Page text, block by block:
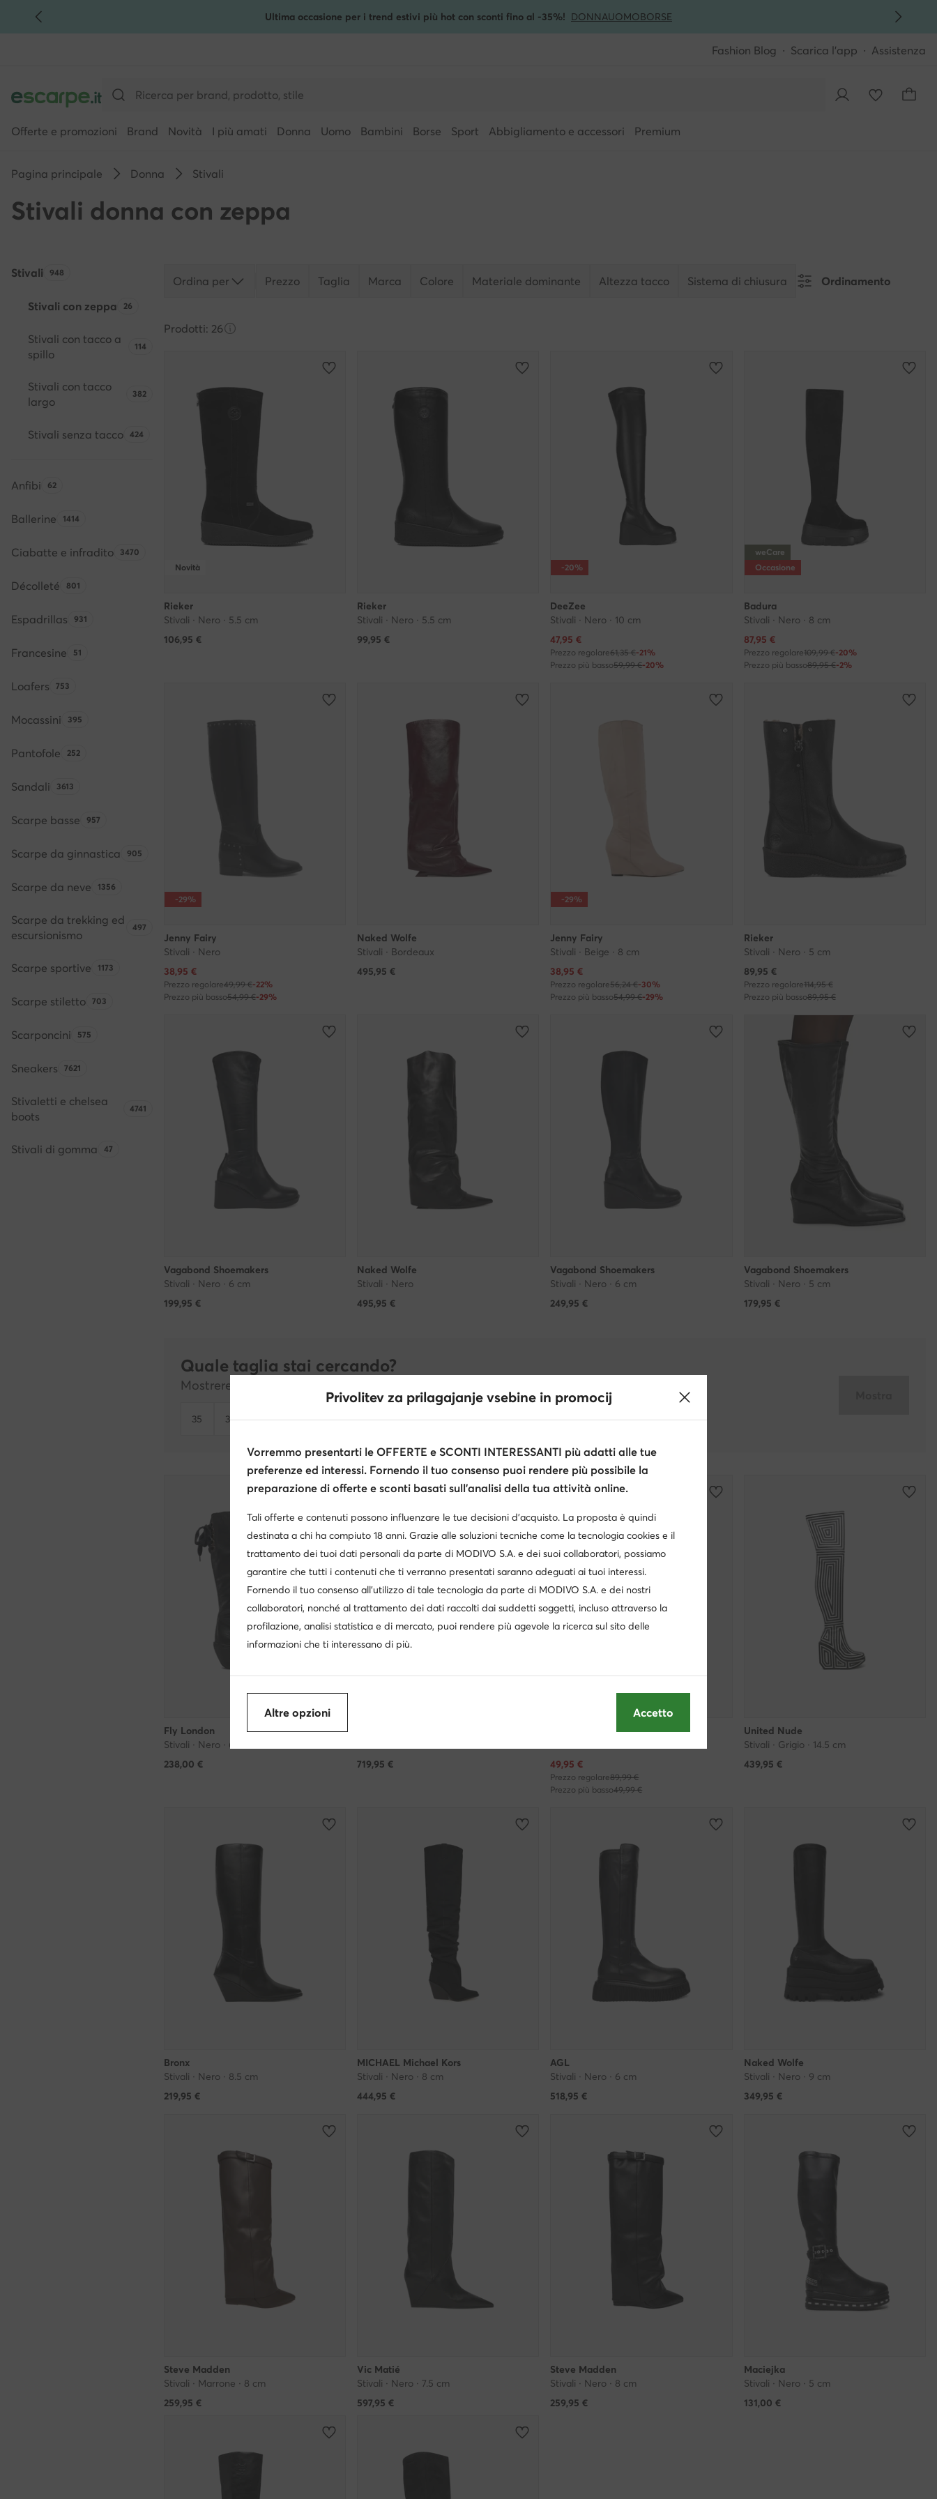
VAI AL CONTENUTO PRINCIPALE Ultima occasione per i trend estivi più hot con sconti fino al -35%! DONNAUOMOBORSE
Fashion Blog Scarica l'app Assistenza
Offerte e promozioni Brand Novità I più amati Donna Uomo Bambini Borse Sport Abbigliamento e accessori Premium
Pagina principale Donna Stivali
Stivali donna con zeppa
Stivali Quantità di prodotti:
948
Stivali con zeppa Quantità di prodotti:
26
Stivali con tacco a
spillo
Quantità di prodotti:
114
Stivali con tacco
largo
Quantità di prodotti:
382
Stivali senza taccoQuantità di prodotti:
424
Anfibi Quantità di prodotti:
62
Ballerine Quantità di prodotti:
1414
Ciabatte e infraditoQuantità di prodotti:
3470
Décolleté Quantità di prodotti:
801
Espadrillas Quantità di prodotti:
931
Francesine Quantità di prodotti:
51
Loafers Quantità di prodotti:
753
Mocassini Quantità di prodotti:
395
Pantofole Quantità di prodotti:
252
Sandali Quantità di prodotti:
3613
Scarpe basse Quantità di prodotti:
957
Scarpe da ginnastica Quantità di prodotti:
905
Scarpe da neve Quantità di prodotti:
1356
Scarpe da trekking ed
escursionismo
Quantità di prodotti:
497
Scarpe sportive Quantità di prodotti:
1173
Scarpe stilettoQuantità di prodotti:
703
Scarponcini Quantità di prodotti:
575
Sneakers Quantità di prodotti:
7621
Stivaletti e chelsea
boots
Quantità di prodotti:
4741
Stivali di gomma Quantità di prodotti:
47
Ordina per Prezzo Taglia Marca Colore Materiale dominante Altezza tacco Sistema di chiusura Ordinamento
Prodotti: 26
Novità
Rieker
Stivali · Nero · 5.5 cm
106,95 €
Rieker
Stivali · Nero · 5.5 cm
99,95 €
-20%
DeeZee
Stivali · Nero · 10 cm
Prezzo attuale
47,95 €
Prezzo regolare61,35 €-21%
Prezzo più basso59,99 €-20%
weCare
Occasione
Badura
Stivali · Nero · 8 cm
Prezzo attuale
87,95 €
Prezzo regolare109,99 €-20%
Prezzo più basso89,95 €-2%
-29%
Jenny Fairy
Stivali · Nero
Prezzo attuale
38,95 €
Prezzo regolare49,99 €-22%
Prezzo più basso54,99 €-29%
Naked Wolfe
Stivali · Bordeaux
495,95 €
-29%
Jenny Fairy
Stivali · Beige · 8 cm
Prezzo attuale
38,95 €
Prezzo regolare56,24 €-30%
Prezzo più basso54,99 €-29%
Rieker
Stivali · Nero · 5 cm
Prezzo attuale
89,95 €
Prezzo regolare114,95 €
Prezzo più basso89,95 €
Vagabond Shoemakers
Stivali · Nero · 6 cm
199,95 €
Naked Wolfe
Stivali · Nero
495,95 €
Vagabond Shoemakers
Stivali · Nero · 6 cm
249,95 €
Vagabond Shoemakers
Stivali · Nero · 5 cm
179,95 €
Quale taglia stai cercando?
Mostreremo i prodotti disponibili nella taglia selezionata.
35 36 37 38 39 40 41 42
Fly London
Stivali · Nero · 6 cm
238,00 €
719,95 €
Prezzo attuale
49,95 €
Prezzo regolare89,99 €
Prezzo più basso49,99 €
United Nude
Stivali · Grigio · 14.5 cm
439,95 €
Bronx
Stivali · Nero · 8.5 cm
219,95 €
MICHAEL Michael Kors
Stivali · Nero · 8 cm
444,95 €
AGL
Stivali · Nero · 6 cm
518,95 €
Naked Wolfe
Stivali · Nero · 9 cm
349,95 €
Steve Madden
Stivali · Marrone · 8 cm
259,95 €
Vic Matié
Stivali · Nero · 7.5 cm
597,95 €
Steve Madden
Stivali · Nero · 8 cm
259,95 €
Maciejka
Stivali · Nero · 5 cm
131,00 €
Privolitev za prilagajanje vsebine in promocij
Vorremmo presentarti le OFFERTE e SCONTI INTERESSANTI più adatti alle tue
preferenze ed interessi. Fornendo il tuo consenso puoi rendere più possibile la
preparazione di offerte e sconti basati sull’analisi della tua attività online.
Tali offerte e contenuti possono influenzare le tue decisioni d’acquisto. La proposta è quindi
destinata a chi ha compiuto 18 anni. Grazie alle soluzioni tecniche come la tecnologia cookies e il
trattamento dei tuoi dati personali da parte di MODIVO S.A. e dei suoi collaboratori, possiamo
garantire che tutti i contenuti che ti verranno presentati saranno adeguati ai tuoi interessi.
Fornendo il tuo consenso all’utilizzo di tale tecnologia da parte di MODIVO S.A. e dei nostri
collaboratori, nonché al trattamento dei dati raccolti dai suddetti soggetti, incluso attraverso la
profilazione, analisi statistica e di mercato, puoi rendere più agevole la ricerca sul sito delle
informazioni che ti interessano di più.
Altre opzioni Accetto